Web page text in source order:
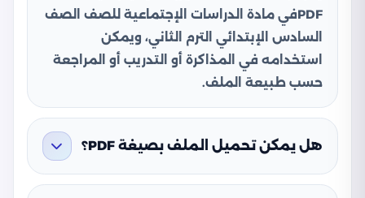
PDFفي مادة الدراسات الإجتماعية للصف الصف
السادس الإبتدائي الترم الثاني، ويمكن
استخدامه في المذاكرة أو التدريب أو المراجعة
حسب طبيعة الملف.
هل يمكن تحميل الملف بصيغة PDF؟